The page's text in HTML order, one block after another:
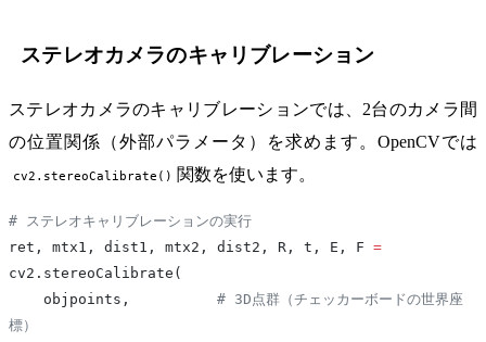
ステレオカメラのキャリブレーション
ステレオカメラのキャリブレーションでは、2台のカメラ間
の位置関係（外部パラメータ）を求めます。OpenCVでは
cv2.stereoCalibrate() 関数を使います。
# ステレオキャリブレーションの実行
ret, mtx1, dist1, mtx2, dist2, R, t, E, F =
cv2.stereoCalibrate(
    objpoints,
# 3D点群（チェッカーボードの世界座
標）